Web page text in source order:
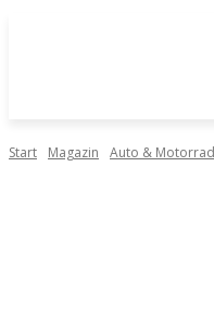
Start Magazin Auto & Motorrad